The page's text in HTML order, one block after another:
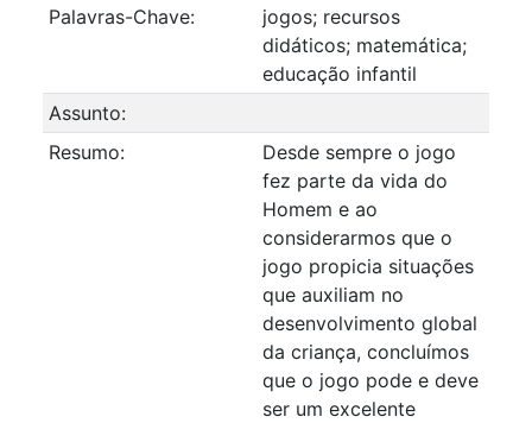
Palavras-Chave:
jogos; recursos
didáticos; matemática;
educação infantil
Assunto:
Resumo:
Desde sempre o jogo
fez parte da vida do
Homem e ao
considerarmos que o
jogo propicia situações
que auxiliam no
desenvolvimento global
da criança, concluímos
que o jogo pode e deve
ser um excelente